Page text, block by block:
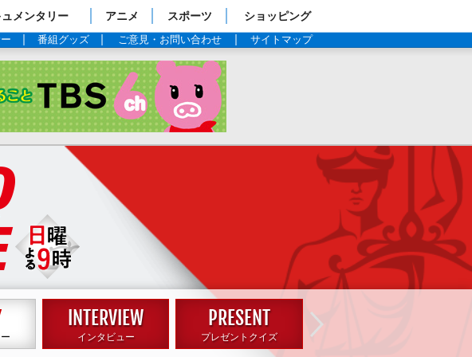
メンタリー アニメ スポーツ ショッピング
番組グッズ ご意見・お問い合わせ サイトマップ
TBSテレビ：日曜劇場『グッドワイフ』
2019年1月スタート毎週日曜よる9時
インタビュー プレゼントクイズ